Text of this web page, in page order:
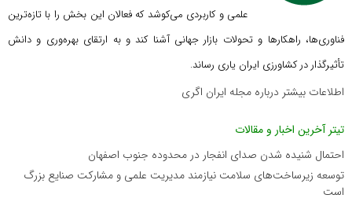
علمی و کاربردی می‌کوشد که فعالان این بخش را با تازه‌ترین
فناوری‌ها، راهکارها و تحولات بازار جهانی آشنا کند و به ارتقای بهره‌وری و دانش
تأثیرگذار در کشاورزی ایران یاری رساند.
اطلاعات بیشتر درباره مجله ایران اگری
تیتر آخرین اخبار و مقالات
احتمال شنیده شدن صدای انفجار در محدوده جنوب اصفهان
توسعه زیرساخت‌های سلامت نیازمند مدیریت علمی و مشارکت صنایع بزرگ
است